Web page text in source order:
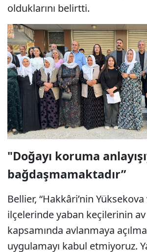
olduklarını belirtti.
"Doğayı koruma
bağdaşmamaktadır”
Bellier, “Hakkâri’nin
ilçelerinde yaban keçilerinin
kapsamında avlanmaya
uygulamayı kabul etmiyoruz.